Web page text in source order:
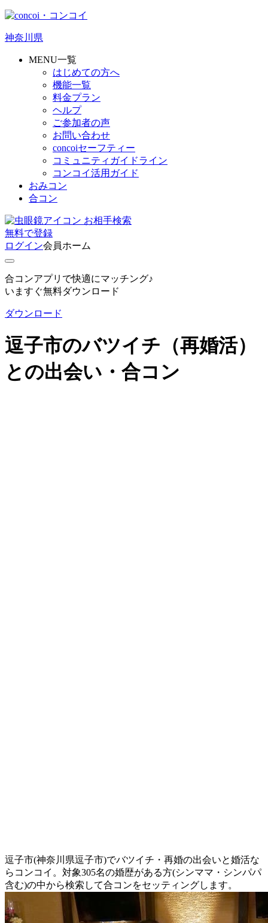
神奈川県
MENU一覧
はじめての方へ
機能一覧
料金プラン
ヘルプ
ご参加者の声
お問い合わせ
concoiセーフティー
コミュニティガイドライン
コンコイ活用ガイド
おみコン
合コン
お相手検索
無料で登録
ログイン会員ホーム
合コンアプリで快適にマッチング♪
いますぐ無料ダウンロード
ダウンロード
逗子市のバツイチ（再婚活）
との出会い・合コン
逗子市(神奈川県逗子市)でバツイチ・再婚の出会いと婚活な
らコンコイ。対象305名の婚歴がある方(シンママ・シンパパ
含む)の中から検索して合コンをセッティングします。